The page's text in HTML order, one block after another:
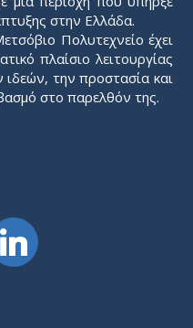
στην Ελλάδα.
Πολυτεχνείο έχει
πλαίσιο λειτουργίας
την προστασία και
στο παρελθόν της.